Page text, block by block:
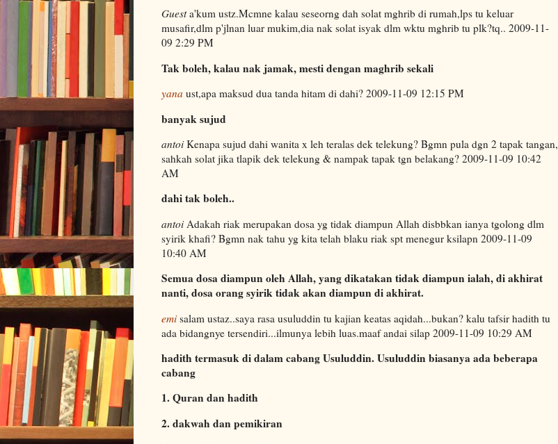
Guesta'kum ustz.Mcmne kalau seseorng dah solat mghrib di rumah,lps tu keluar
musafir,dlm p'jlnan luar mukim,dia nak solat isyak dlm wktu mghrib tu plk?tq.. 2009-11-
09 2:29 PM
Tak boleh, kalau nak jamak, mesti dengan maghrib sekali
yana ust,apa maksud dua tanda hitam di dahi? 2009-11-09 12:15 PM
banyak sujud
antoi Kenapa sujud dahi wanita x leh teralas dek telekung? Bgmn pula dgn 2 tapak tangan,
sahkah solat jika tlapik dek telekung & nampak tapak tgn belakang? 2009-11-09 10:42
AM
dahi tak boleh..
antoi Adakah riak merupakan dosa yg tidak diampun Allah disbbkan ianya tgolong dlm
syirik khafi? Bgmn nak tahu yg kita telah blaku riak spt menegur ksilapn 2009-11-09
10:40 AM
Semua dosa diampun oleh Allah, yang dikatakan tidak diampun ialah, di akhirat
nanti, dosa orang syirik tidak akan diampun di akhirat.
emisalam ustaz..saya rasa usuluddin tu kajian keatas aqidah...bukan? kalu tafsir hadith tu
ada bidangnye tersendiri...ilmunya lebih luas.maaf andai silap 2009-11-09 10:29 AM
hadith termasuk di dalam cabang Usuluddin. Usuluddin biasanya ada beberapa
cabang
1. Quran dan hadith
2. dakwah dan pemikiran